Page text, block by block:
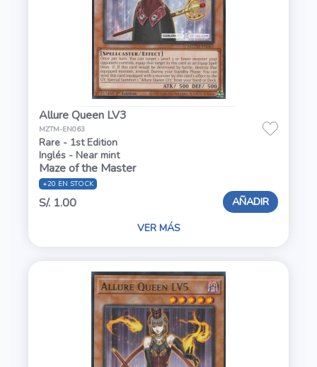
Allure Queen LV3
MZTM-EN063
Rare - 1st Edition
Inglés - Near mint
Maze of the Master
+20 EN STOCK
S/. 1.00 AÑADIR
VER MÁS